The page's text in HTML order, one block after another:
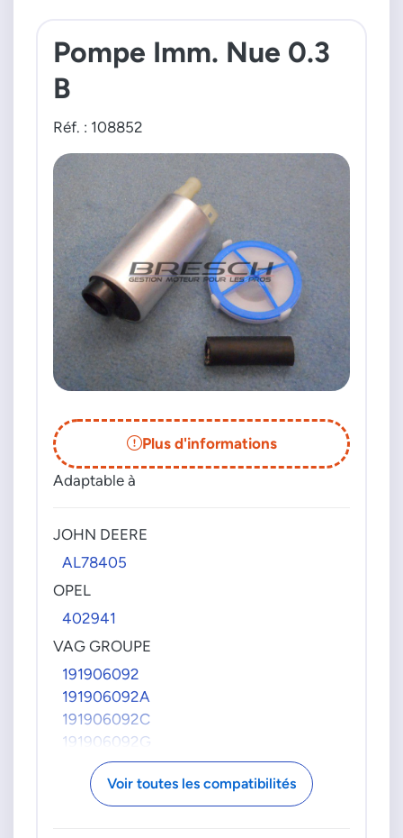
Pompe Imm. Nue 0.3
B
Réf. : 108852
Plus d'informations
Adaptable à
JOHN DEERE
AL78405
OPEL
402941
VAG GROUPE
191906092
191906092A
191906092C
191906092G
191906092M
191919051AT
191919051BB
Voir toutes les compatibilités